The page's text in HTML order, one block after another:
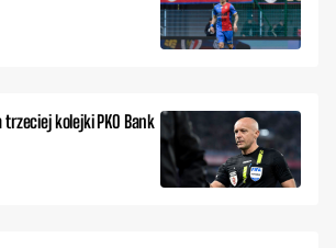
kolejki PKO Bank